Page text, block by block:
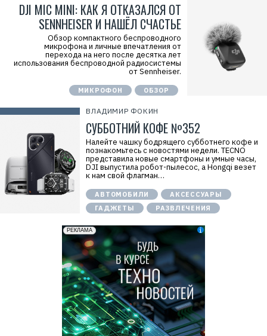
DJI MIC MINI: КАК Я ОТКАЗАЛСЯ ОТ
SENNHEISER И НАШЁЛ СЧАСТЬЕ
Обзор компактного беспроводного
микрофона и личные впечатления от
перехода на него после десятка лет
использования беспроводной радиосистемы
от Sennheiser.
МИКРОФОН ОБЗОР
ВЛАДИМИР ФОКИН
СУББОТНИЙ КОФЕ №352
Налейте чашку бодрящего субботнего кофе и
познакомьтесь с новостями недели. TECNO
представила новые смартфоны и умные часы,
DJI выпустила робот-пылесос, а Hongqi везет
к нам свой флагман…
АВТОМОБИЛИ
АКСЕССУАРЫ
ГАДЖЕТЫ
РАЗВЛЕЧЕНИЯ